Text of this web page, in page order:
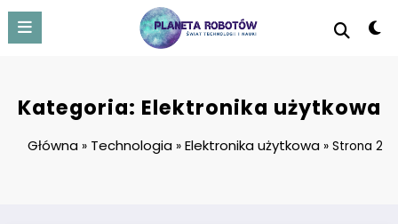
content
Kategoria: Elektronika użytkowa
Główna» Technologia» Elektronika użytkowa» Strona 2